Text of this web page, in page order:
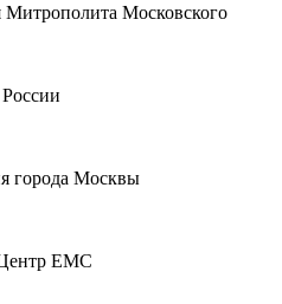
Митрополита Московского
города Москвы
EMC